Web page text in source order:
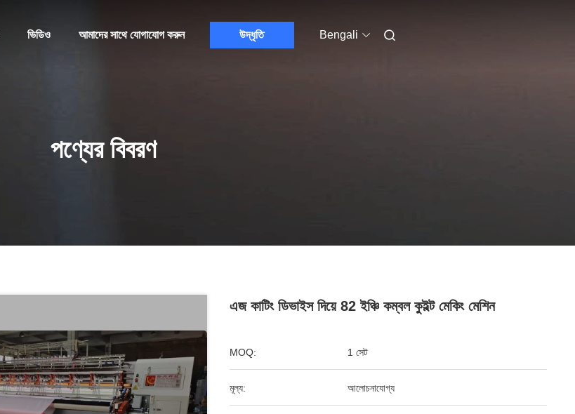
ভিডিও আমাদের সাথে যোগাযোগ করুন উদ্ধৃতি Bengali
পণ্যের বিবরণ
এজ কাটিং ডিভাইস দিয়ে 82 ইঞ্চি কম্বল কুইল্ট মেকিং মেশিন
MOQ: 1 সেট
মূল্য: আলোচনাযোগ্য